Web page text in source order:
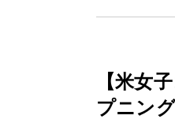
【米女
プニン